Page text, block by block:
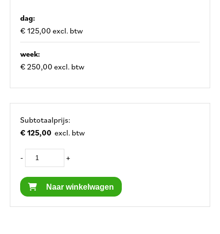
dag:
€ 125,00 excl. btw
week:
€ 250,00 excl. btw
Subtotaalprijs:
€ 125,00 excl. btw
- +
Naar winkelwagen